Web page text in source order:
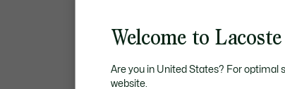
Welcome to
Are you in United States? For optimal
website.